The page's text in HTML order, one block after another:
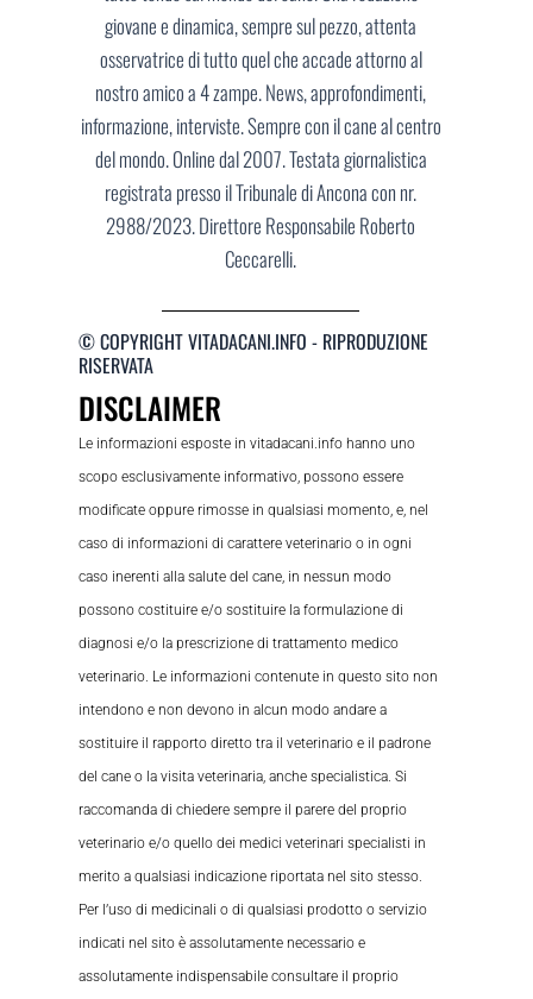
giovane e dinamica, sempre sul pezzo, attenta
osservatrice di tutto quel che accade attorno al
nostro amico a 4 zampe. News, approfondimenti,
informazione, interviste. Sempre con il cane al centro
del mondo. Online dal 2007. Testata giornalistica
registrata presso il Tribunale di Ancona con nr.
2988/2023. Direttore Responsabile Roberto
Ceccarelli.
© COPYRIGHT VITADACANI.INFO - RIPRODUZIONE
RISERVATA
DISCLAIMER
Le informazioni esposte in vitadacani.info hanno uno
scopo esclusivamente informativo, possono essere
modificate oppure rimosse in qualsiasi momento, e, nel
caso di informazioni di carattere veterinario o in ogni
caso inerenti alla salute del cane, in nessun modo
possono costituire e/o sostituire la formulazione di
diagnosi e/o la prescrizione di trattamento medico
veterinario. Le informazioni contenute in questo sito non
intendono e non devono in alcun modo andare a
sostituire il rapporto diretto tra il veterinario e il padrone
del cane o la visita veterinaria, anche specialistica. Si
raccomanda di chiedere sempre il parere del proprio
veterinario e/o quello dei medici veterinari specialisti in
merito a qualsiasi indicazione riportata nel sito stesso.
Per l’uso di medicinali o di qualsiasi prodotto o servizio
indicati nel sito è assolutamente necessario e
assolutamente indispensabile consultare il proprio